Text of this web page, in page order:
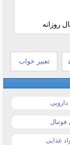
روزانه
تعبیر خواب
فوتبال
غذایی